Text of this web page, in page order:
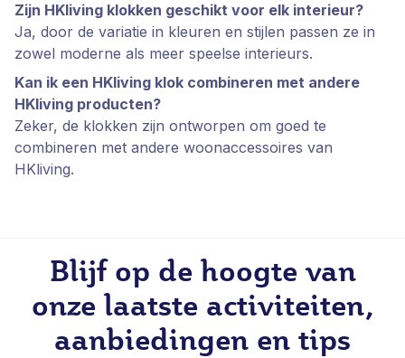
Zijn HKliving klokken geschikt voor elk interieur?
Ja, door de variatie in kleuren en stijlen passen ze in
zowel moderne als meer speelse interieurs.
Kan ik een HKliving klok combineren met andere
HKliving producten?
Zeker, de klokken zijn ontworpen om goed te
combineren met andere woonaccessoires van
HKliving.
Blijf op de hoogte van
onze laatste activiteiten,
aanbiedingen en tips